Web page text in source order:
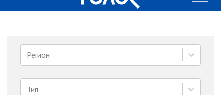
Регион
Тип